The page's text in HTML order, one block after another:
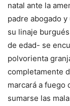
natal ante la
padre abogado
su linaje
de edad- se
polvorienta
completamente
marcará a fuego
sumarse las